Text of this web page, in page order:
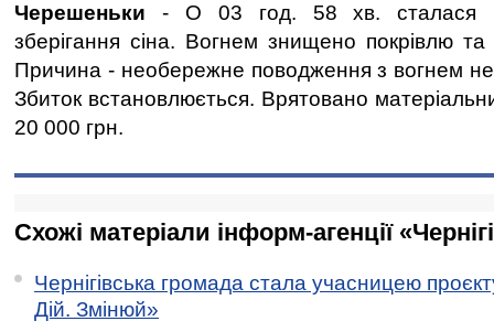
Черешеньки - О 03 год. 58 хв. сталася
зберігання сіна. Вогнем знищено покрівлю
Причина - необережне поводження з вогнем
Збиток встановлюється. Врятовано
20 000 грн.
Схожі матеріали інформ-агенції
Чернігівська громада стала учасницею
Дій. Змінюй»